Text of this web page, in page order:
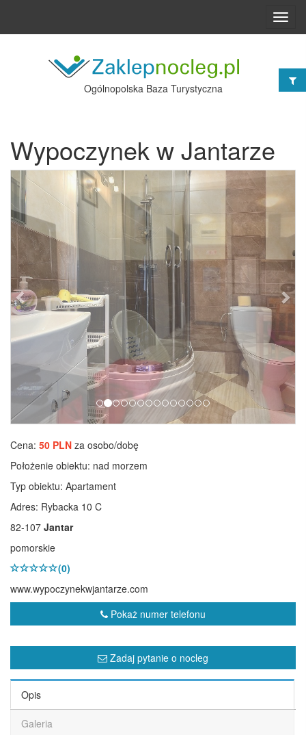
Ogólnopolska Baza Turystyczna
Wypoczynek w Jantarze
Poprzednie
Cena: 50 PLN za osobo/dobę
Położenie obiektu: nad morzem
Typ obiektu: Apartament
Adres: Rybacka 10 C
82-107 Jantar
pomorskie
(0)
www.wypoczynekwjantarze.com
Pokaż numer telefonu
Zadaj pytanie o nocleg
Opis
Galeria